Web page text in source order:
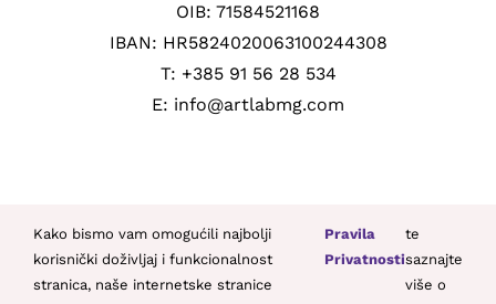
OIB: 71584521168
IBAN: HR5824020063100244308
T: +385 91 56 28 534
E: info@artlabmg.com
© Copyright 2021 -2026 | Sva prava pridržana | By SYSTICH
Kako bismo vam omogućili najbolji
korisnički doživljaj i funkcionalnost
stranica, naše internetske stranice
Pravila
Privatnosti
te
saznajte
više o